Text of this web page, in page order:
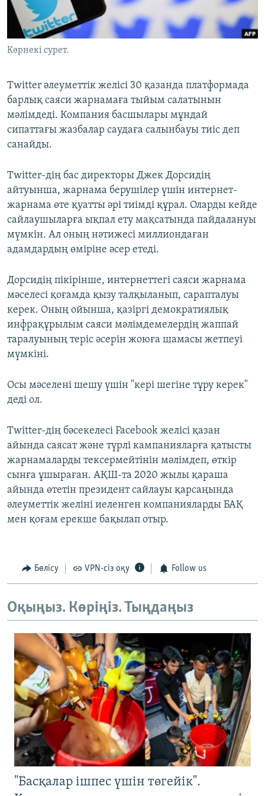
ЖАЗЫЛЫҢЫЗ
Көрнекі сурет.
Twitter әлеуметтік желісі 30 қазанда платформада
барлық саяси жарнамаға тыйым салатынын
мәлімдеді. Компания басшылары мұндай
сипаттағы жазбалар саудаға салынбауы тиіс деп
санайды.
Twitter-дің бас директоры Джек Дорсидің
айтуынша, жарнама берушілер үшін интернет-
жарнама өте қуатты әрі тиімді құрал. Оларды кейде
сайлаушыларға ықпал ету мақсатында пайдалануы
мүмкін. Ал оның нәтижесі миллиондаған
адамдардың өміріне әсер етеді.
Дорсидің пікірінше, интернеттегі саяси жарнама
мәселесі қоғамда қызу талқыланып, сарапталуы
керек. Оның ойынша, қазіргі демократиялық
инфрақұрылым саяси мәлімдемелердің жаппай
таралуының теріс әсерін жоюға шамасы жетпеуі
мүмкіні.
Осы мәселені шешу үшін "кері шегіне тұру керек"
деді ол.
Twitter-дің бәсекелесі Facebook желісі қазан
айында саясат және түрлі кампанияларға қатысты
жарнамаларды тексермейтінін мәлімдеп, өткір
сынға ұшыраған. АҚШ-та 2020 жылы қараша
айында өтетін президент сайлауы қарсаңында
әлеуметтік желіні иеленген компанияларды БАҚ
мен қоғам ерекше бақылап отыр.
Бөлісу VPN-сіз оқу Follow us
Оқыңыз. Көріңіз. Тыңдаңыз
"Басқалар ішпес үшін төгейік".